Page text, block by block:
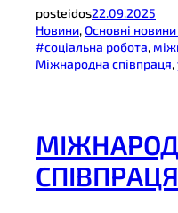
posteidos22.09.2025
Новини, Основні
#соціальна робота,
Міжнародна співпраця,
СПІВПРАЦЯ